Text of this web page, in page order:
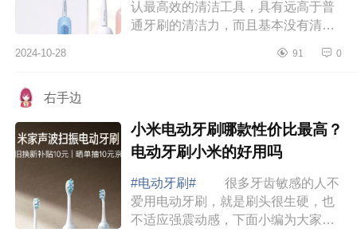
认最高效的清洁工具，具有远高于普
通牙刷的清洁力，而且基本没有清洁
电动牙刷怎么样？奈斯帝电动牙刷值
2024-10-28 91 0
右手边
小米电动牙刷哪款性价比最高？
电动牙刷小米的好用吗
#电动牙刷#
很多牙齿敏感的人不
爱用电动牙刷，就是刷头很生硬，也
不适应强震动感，下面小编为大家介